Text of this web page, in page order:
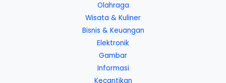
Olahraga
Wisata & Kuliner
Bisnis & Keuangan
Elektronik
Gambar
Informasi
Kecantikan